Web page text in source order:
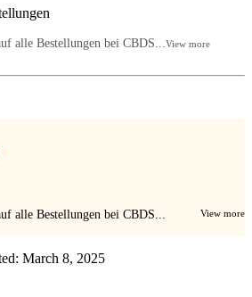
alle Bestellungen bei CBDS... View more
alle Bestellungen bei CBDS... View more
March 8, 2025